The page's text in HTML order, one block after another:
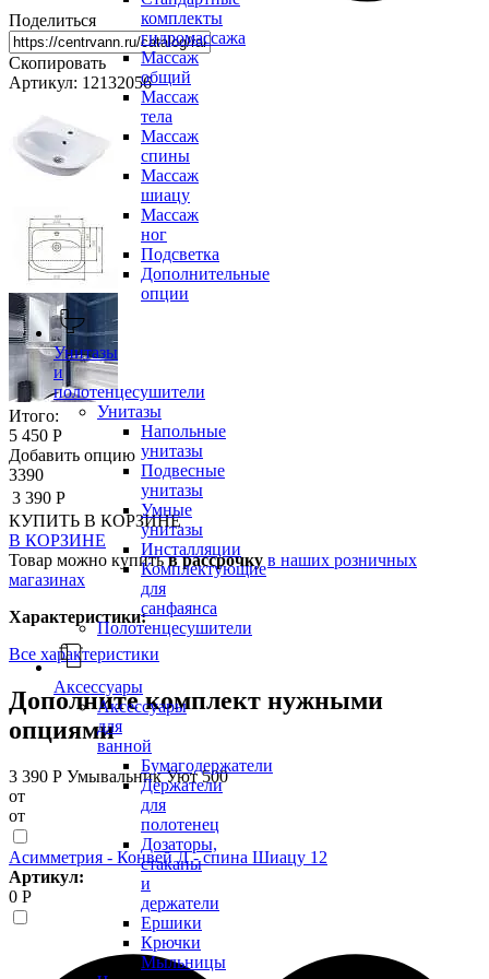
комплекты
гидромассажа
Массаж
общий
Массаж
тела
Массаж
спины
Массаж
шиацу
Массаж
ног
Подсветка
Дополнительные
опции
Унитазы
и
полотенцесушители
Унитазы
Напольные
унитазы
Подвесные
унитазы
Умные
унитазы
Инсталляции
Комплектующие
для
санфаянса
Полотенцесушители
Аксессуары
Аксессуары
для
ванной
Бумагодержатели
Держатели
для
полотенец
Дозаторы,
стаканы
и
держатели
Ершики
Крючки
Мыльницы
Поделиться
Скопировать
Артикул: 12132056
Итого:
5 450 Р
Добавить опцию
3390
3 390 Р
КУПИТЬ В КОРЗИНЕ
В КОРЗИНЕ
Товар можно купитьв рассрочку в наших розничных
магазинах
Характеристики:
Все характеристики
Дополните комплект нужными
опциями
3 390 Р Умывальник Уют 500
от
от
Асимметрия - Конвей Л - спина Шиацу 12
Артикул:
0 Р